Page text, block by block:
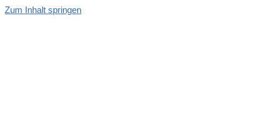
Zum Inhalt springen